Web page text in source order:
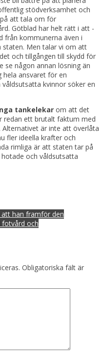
stödverksamhet och
att tala om för
Götblad har helt rätt i att
från kommunerna även i
staten. Men talar vi om att
och tillgången till skydd för
se någon annan lösning än
ansvaret för en
kvinnor söker en
tankelekar om att det
redan ett brutalt faktum med
är inte att överlåta
fler ideella­ krafter och
rimliga är att staten tar på
och våldsutsatta
han framför den
fotvård och
Obligatoriska fält är